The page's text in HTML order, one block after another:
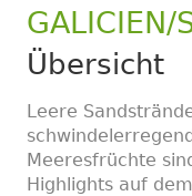
GALICIEN/
Übersicht
Leere
Meeresfrüchte
Highlights auf